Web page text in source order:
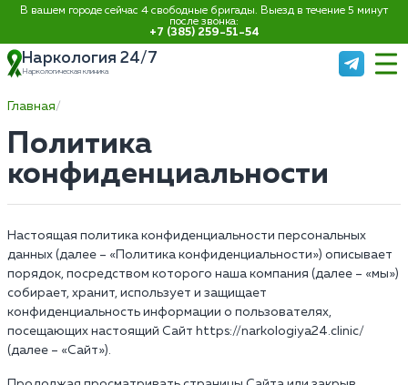
В вашем городе сейчас 4 свободные бригады. Выезд в течение 5 минут
после звонка:
+7 (385) 259-51-54
Наркология 24/7
Наркологическая клиника
Главная
Политика
конфиденциальности
Настоящая политика конфиденциальности персональных
данных (далее – «Политика конфиденциальности») описывает
порядок, посредством которого наша компания (далее – «мы»)
собирает, хранит, использует и защищает
конфиденциальность информации о пользователях,
посещающих настоящий Сайт https://narkologiya24.clinic/
(далее – «Сайт»).